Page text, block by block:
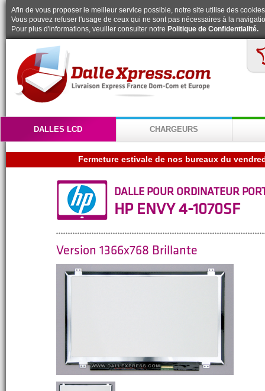
Afin de vous proposer le meilleur service possible, notre site utilise des
Vous pouvez refuser l'usage de ceux qui ne sont pas nécessaires à la
Pour plus d'informations, veuiller consulter notre Politique de Confidentialité.
DALLES LCD CHARGEURS
DALLE POUR ORDINATEUR
HP ENVY 4-1070SF
Version 1366x768 Brillante